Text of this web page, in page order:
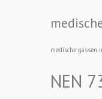
medische gassen
NEN